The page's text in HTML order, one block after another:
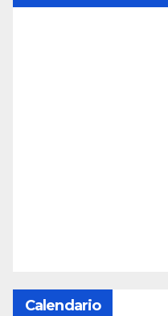
Calendario